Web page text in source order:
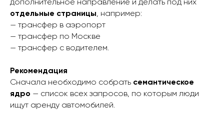
дополнительное направление и делать под них
отдельные страницы, например:
— трансфер в аэропорт
— трансфер по Москве
— трансфер с водителем.
Рекомендация
Сначала необходимо собрать семантическое
ядро — список всех запросов, по которым люди
ищут аренду автомобилей.